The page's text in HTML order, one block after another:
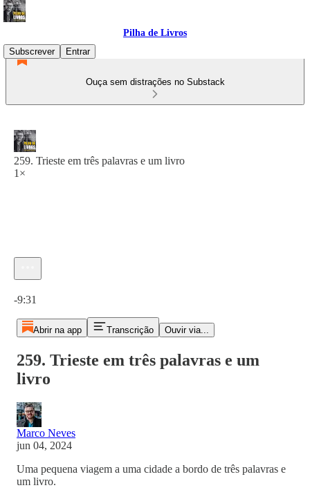
Pilha de Livros
Subscrever
Entrar
Ouça sem distrações no Substack
259. Trieste em três palavras e um livro
1×
-9:31
Abrir na app Transcrição Ouvir via...
259. Trieste em três palavras e um
livro
Marco Neves
jun 04, 2024
Uma pequena viagem a uma cidade a bordo de três palavras e
um livro.